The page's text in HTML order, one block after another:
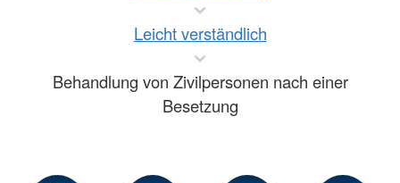
Leicht verständlich
Behandlung von Zivilpersonen nach einer
Besetzung